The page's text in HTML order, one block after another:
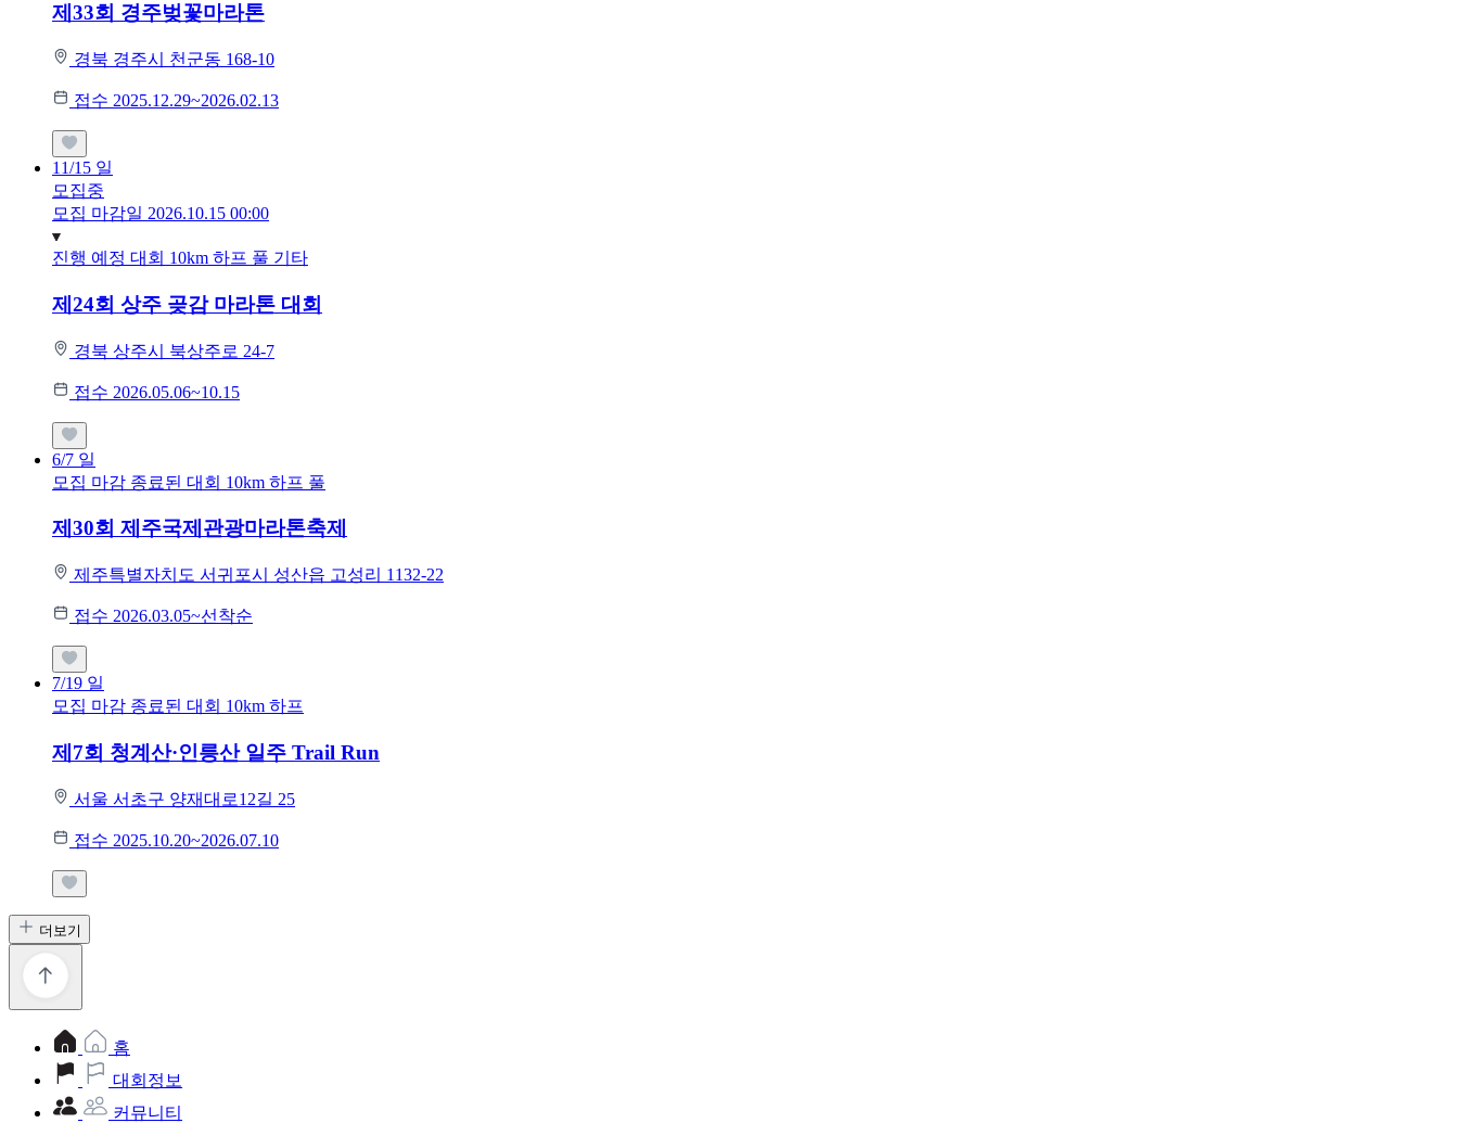
제33회 경주벚꽃마라톤
경북 경주시 천군동 168-10
접수 2025.12.29~2026.02.13
11/15 일
모집중
모집 마감일 2026.10.15 00:00
진행 예정 대회 10km 하프 풀 기타
제24회 상주 곶감 마라톤 대회
경북 상주시 북상주로 24-7
접수 2026.05.06~10.15
6/7 일
모집 마감 종료된 대회 10km 하프 풀
제30회 제주국제관광마라톤축제
제주특별자치도 서귀포시 성산읍 고성리 1132-22
접수 2026.03.05~선착순
7/19 일
모집 마감 종료된 대회 10km 하프
제7회 청계산·인릉산 일주 Trail Run
서울 서초구 양재대로12길 25
접수 2025.10.20~2026.07.10
더보기
홈
대회정보
커뮤니티